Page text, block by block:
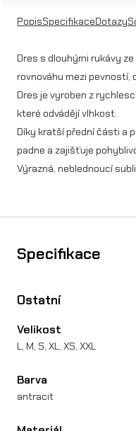
X
C
1
.
0
d
r
s
m
o
s
PopisSpecifikaceDotazy
Dres s dlouhými rukávy
rovnováhu mezi pevností,
Dres je vyroben z
které odvádějí vlhkost.
Díky kratší přední části a
padne a zajišťuje
Výrazná, neblednoucí
Specifikace
Ostatní
Velikost
L, M, S, XL, XS, XXL
Barva
antracit